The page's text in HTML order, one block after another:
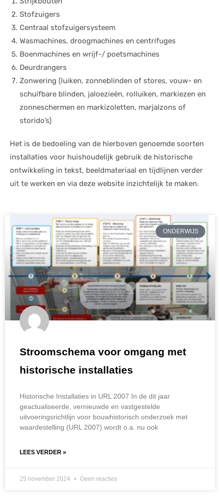
Stofzuigers
Centraal stofzuigersysteem
Wasmachines, droogmachines en centrifuges
Boenmachines en wrijf-/ poetsmachines
Deurdrangers
Zonwering (luiken, zonneblinden of stores, vouw- en
schuifbare blinden, jaloezieën, rolluiken, markiezen en
zonneschermen en markizoletten, marjalzons of
storido’s)
Het is de bedoeling van de hierboven genoemde soorten
installaties voor huishoudelijk gebruik de historische
ontwikkeling in tekst, beeldmateriaal en tijdlijnen verder
uit te werken en via deze website inzichtelijk te maken.
ONDERWIJS
Stroomschema voor omgang met
historische installaties
Historische Installaties in URL 2007 In de dit jaar
geactualiseerde, vernieuwde en vastgestelde
uitvoeringsrichtlijn voor bouwhistorisch onderzoek met
waardestelling (URL 2007) wordt o.a. nu ook
LEES VERDER »
25 november 2024 Geen reacties